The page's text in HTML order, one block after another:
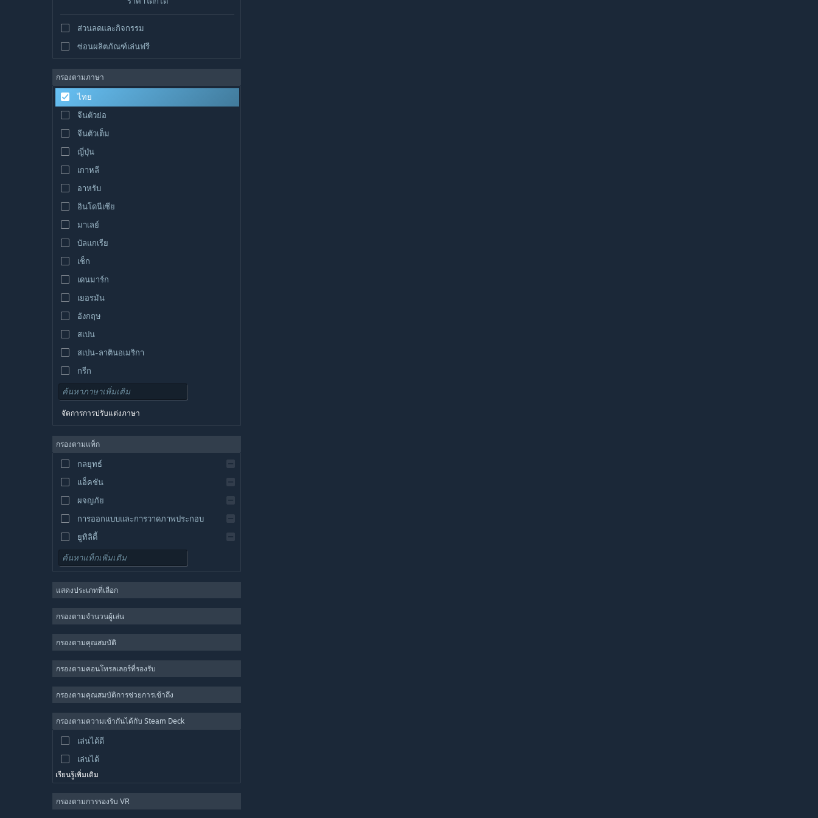
ส่วนลดและกิจกรรม
ซ่อนผลิตภัณฑ์เล่นฟรี
กรองตามภาษา
ไทย
จีนตัวย่อ
จีนตัวเต็ม
ญี่ปุ่น
เกาหลี
อาหรับ
อินโดนีเซีย
มาเลย์
บัลแกเรีย
เช็ก
เดนมาร์ก
เยอรมัน
อังกฤษ
สเปน
สเปน-ลาตินอเมริกา
กรีก
จัดการการปรับแต่งภาษา
กรองตามแท็ก
กลยุทธ์
แอ็คชัน
ผจญภัย
การออกแบบและการวาดภาพประกอบ
ยูทิลิตี้
เล่นฟรี
ผู้เล่นหลายคนจำนวนมาก
แคชชวล
จำลองสถานการณ์
กีฬา
การผลิตวิดีโอ
การแก้ไขรูปภาพ
แสดงประเภทที่เลือก
กรองตามจำนวนผู้เล่น
กรองตามคุณสมบัติ
กรองตามคอนโทรลเลอร์ที่รองรับ
กรองตามคุณสมบัติการช่วยการเข้าถึง
กรองตามความเข้ากันได้กับ Steam Deck
เล่นได้ดี
เล่นได้
เรียนรู้เพิ่มเติม
กรองตามการรองรับ VR